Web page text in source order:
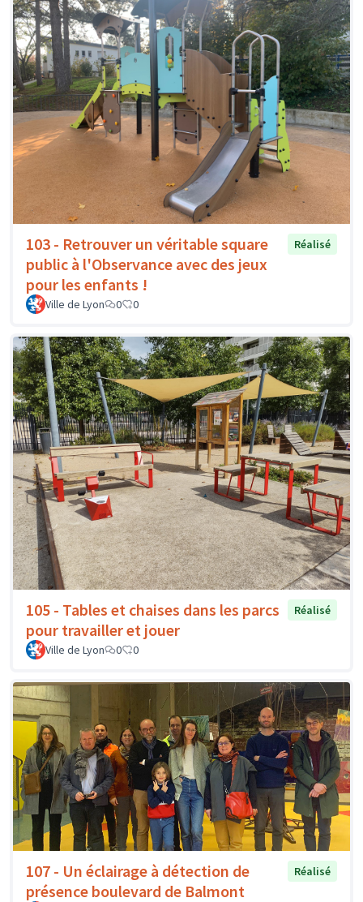
103 - Retrouver un véritable square
public à l'Observance avec des jeux
pour les enfants !
Réalisé
Ville de Lyon 0 0
105 - Tables et chaises dans les parcs
pour travailler et jouer
Réalisé
Ville de Lyon 0 0
107 - Un éclairage à détection de
présence boulevard de Balmont
Réalisé